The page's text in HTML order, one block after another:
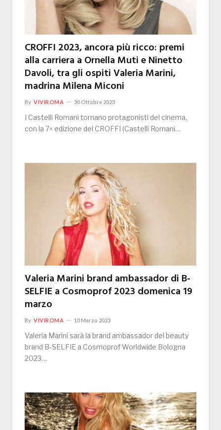
CROFFI 2023, ancora più ricco: premi
alla carriera a Ornella Muti e Ninetto
Davoli, tra gli ospiti Valeria Marini,
madrina Milena Miconi
By VIVIROMA 30 Ottobre 2023
I Castelli Romani tornano protagonisti del cinema,
con la 7^ edizione del CROFFI (Castelli Romani…
Valeria Marini brand ambassador di B-
SELFIE a Cosmoprof 2023 domenica 19
marzo
By VIVIROMA 10 Marzo 2023
Valeria Marini sarà la brand ambassador del beauty
brand B-SELFIE a Cosmoprof Worldwide Bologna
2023…